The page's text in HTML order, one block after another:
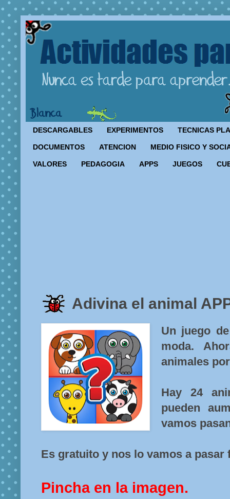
DESCARGABLES EXPERIMENTOS TECNICAS
DOCUMENTOS ATENCION MEDIO FISICO Y
VALORES PEDAGOGIA APPS JUEGOS
Adivina el animal
Un juego
moda.
animales
Hay 24
pueden
vamos
Es gratuito y nos lo vamos a pasar
Pincha en la imagen.